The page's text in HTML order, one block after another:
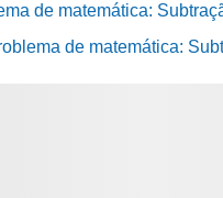
de matemática:
de matemática: